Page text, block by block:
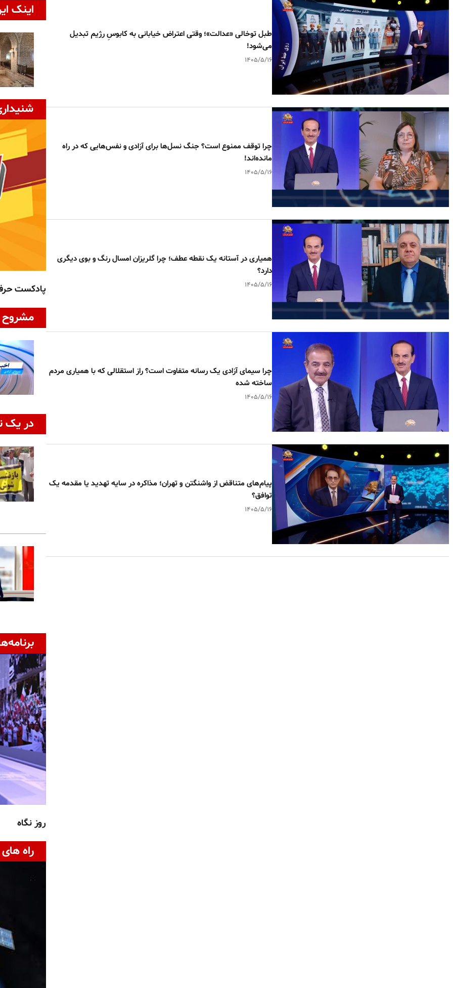
طبل توخالی «عدالت»؛ وقتی اعتراض خیابانی به کابوسِ رژیم تبدیل
می‌شود!
۱۴۰۵/۵/۱۶
چرا توقف ممنوع است؟ جنگ نسل‌ها برای آزادی و نفس‌هایی که در راه
مانده‌اند!
۱۴۰۵/۵/۱۶
همیاری در آستانه یک نقطه عطف؛ چرا گلریزان امسال رنگ و بوی دیگری
دارد؟
۱۴۰۵/۵/۱۶
چرا سیمای آزادی یک رسانه متفاوت است؟ راز استقلالی که با همیاری مردم
ساخته شده
۱۴۰۵/۵/۱۶
پیام‌های متناقض از واشنگتن و تهران؛ مذاکره در سایه تهدید یا مقدمه یک
توافق؟
۱۴۰۵/۵/۱۶
اینک
پادکست
مشروح
در یک
روز نگاه
راه